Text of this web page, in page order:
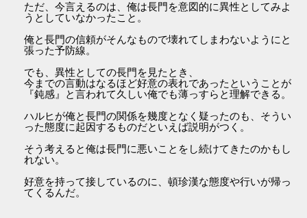
ただ、今言えるのは、俺は長門を意図的に異性としてみよ
うとしていなかったこと。
俺と長門の信頼がそんなもので壊れてしまわないようにと
張った予防線。
でも、異性としての長門を見たとき、
今までの言動はなるほど好意の表れであったということが
『鈍感』と言われて久しい俺でも薄っすらと理解できる。
ハルヒが俺と長門の関係を幾度となく疑ったのも、そうい
った態度に起因するものだといえば説明がつく。
そう考えると俺は長門に悪いことをし続けてきたのかもし
れない。
好意を持って接しているのに、頓珍漢な態度や行いが帰っ
てくるんだ。